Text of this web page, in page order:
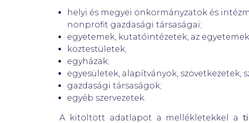
helyi és megyei önkormányzatok és
nonprofit gazdasági társaságai;
egyetemek, kutatóintézetek, az
köztestületek;
egyházak;
egyesületek, alapítványok, szövetkezetek,
gazdasági társaságok;
egyéb szervezetek.
A kitöltött adatlapot a mellékletekkel a